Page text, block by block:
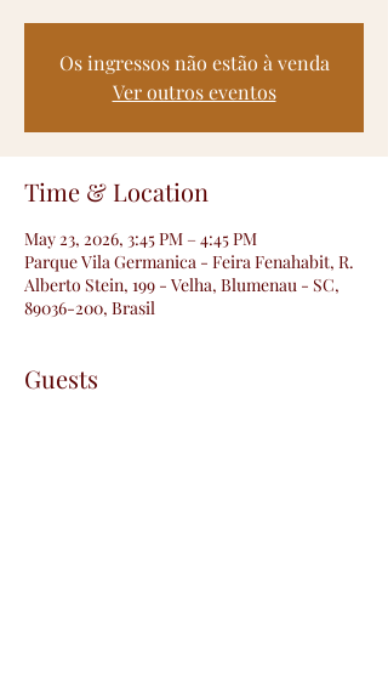
Os ingressos não estão à venda
Ver outros eventos
Time & Location
May 23, 2026, 3:45 PM – 4:45 PM
Parque Vila Germanica - Feira Fenahabit, R.
Alberto Stein, 199 - Velha, Blumenau - SC,
89036-200, Brasil
Guests